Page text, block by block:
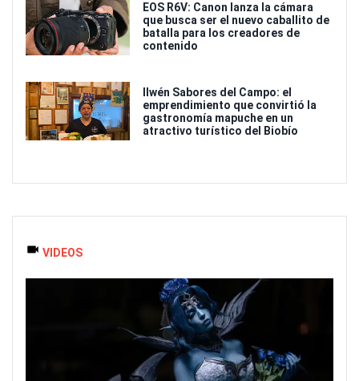
EOS R6V: Canon lanza la cámara
que busca ser el nuevo caballito de
batalla para los creadores de
contenido
Ilwén Sabores del Campo: el
emprendimiento que convirtió la
gastronomía mapuche en un
atractivo turístico del Biobío
VIDEOS